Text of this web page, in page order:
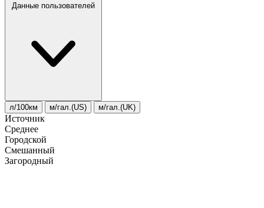
Данные пользователей
л/100км м/гал.(US) м/гал.(UK)
Источник
Среднее
Городской
Смешанный
Загородный